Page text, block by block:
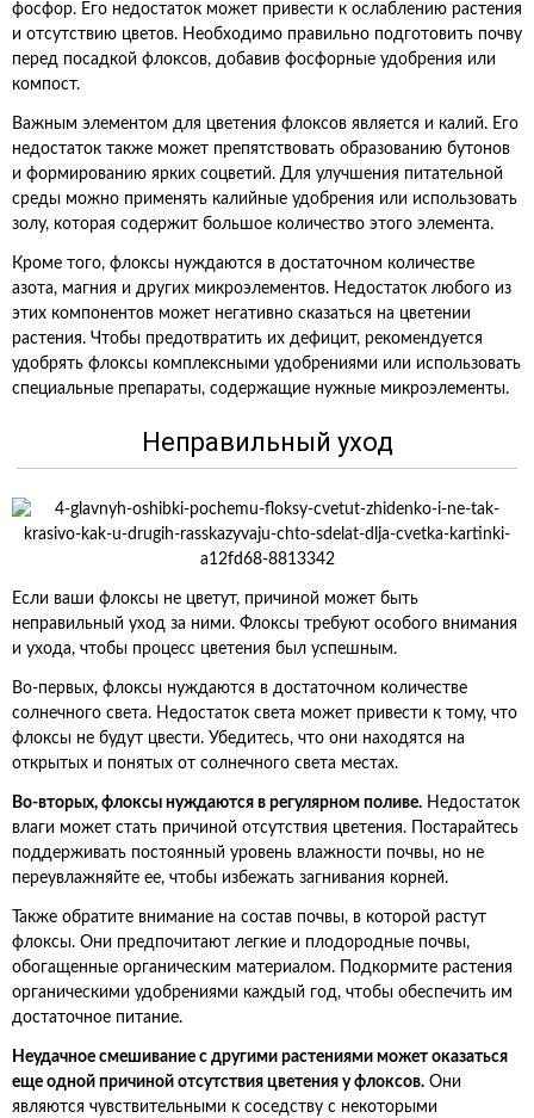
фосфор. Его недостаток может привести к ослаблению растения
и отсутствию цветов. Необходимо правильно подготовить почву
перед посадкой флоксов, добавив фосфорные удобрения или
компост.
Важным элементом для цветения флоксов является и калий. Его
недостаток также может препятствовать образованию бутонов
и формированию ярких соцветий. Для улучшения питательной
среды можно применять калийные удобрения или использовать
золу, которая содержит большое количество этого элемента.
Кроме того, флоксы нуждаются в достаточном количестве
азота, магния и других микроэлементов. Недостаток любого из
этих компонентов может негативно сказаться на цветении
растения. Чтобы предотвратить их дефицит, рекомендуется
удобрять флоксы комплексными удобрениями или использовать
специальные препараты, содержащие нужные микроэлементы.
Неправильный уход
Если ваши флоксы не цветут, причиной может быть
неправильный уход за ними. Флоксы требуют особого внимания
и ухода, чтобы процесс цветения был успешным.
Во-первых, флоксы нуждаются в достаточном количестве
солнечного света. Недостаток света может привести к тому, что
флоксы не будут цвести. Убедитесь, что они находятся на
открытых и понятых от солнечного света местах.
Во-вторых, флоксы нуждаются в регулярном поливе. Недостаток
влаги может стать причиной отсутствия цветения. Постарайтесь
поддерживать постоянный уровень влажности почвы, но не
переувлажняйте ее, чтобы избежать загнивания корней.
Также обратите внимание на состав почвы, в которой растут
флоксы. Они предпочитают легкие и плодородные почвы,
обогащенные органическим материалом. Подкормите растения
органическими удобрениями каждый год, чтобы обеспечить им
достаточное питание.
Неудачное смешивание с другими растениями может оказаться
еще одной причиной отсутствия цветения у флоксов. Они
являются чувствительными к соседству с некоторыми